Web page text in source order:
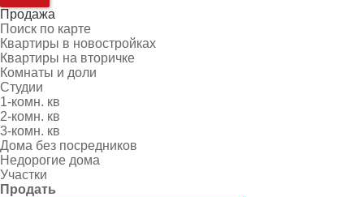
Продажа
Поиск по карте
Квартиры в новостройках
Квартиры на вторичке
Комнаты и доли
Студии
1-комн. кв
2-комн. кв
3-комн. кв
Дома без посредников
Недорогие дома
Участки
Продать